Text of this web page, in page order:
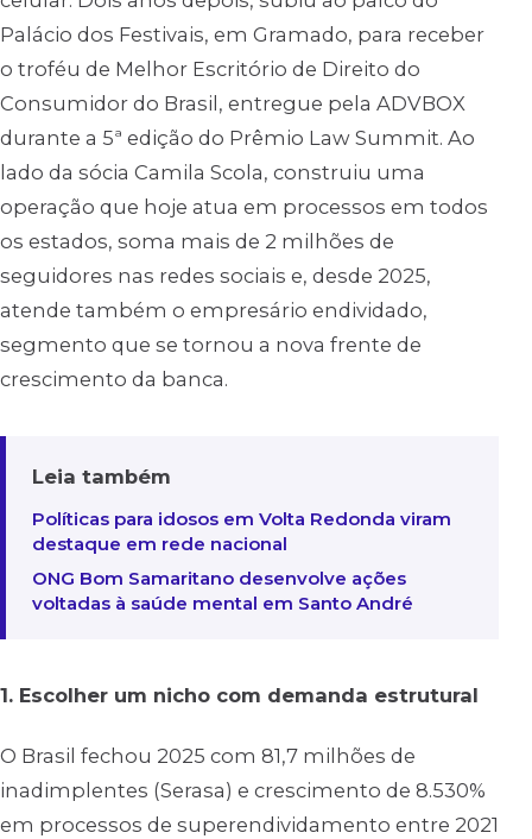
Palácio dos Festivais, em Gramado, para receber
o troféu de Melhor Escritório de Direito do
Consumidor do Brasil, entregue pela ADVBOX
durante a 5ª edição do Prêmio Law Summit. Ao
lado da sócia Camila Scola, construiu uma
operação que hoje atua em processos em todos
os estados, soma mais de 2 milhões de
seguidores nas redes sociais e, desde 2025,
atende também o empresário endividado,
segmento que se tornou a nova frente de
crescimento da banca.
Leia também
Políticas para idosos em Volta Redonda viram
destaque em rede nacional
ONG Bom Samaritano desenvolve ações
voltadas à saúde mental em Santo André
1. Escolher um nicho com demanda estrutural
O Brasil fechou 2025 com 81,7 milhões de
inadimplentes (Serasa) e crescimento de 8.530%
em processos de superendividamento entre 2021